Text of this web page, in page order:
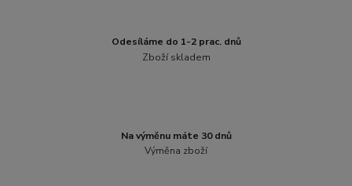
Odesíláme do 1-2 prac. dnů
Zboží skladem
Na výměnu máte 30 dnů
Výměna zboží